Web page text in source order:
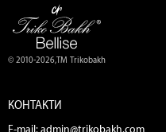
© 2010-2026,ТМ Trikobakh
КОНТАКТИ